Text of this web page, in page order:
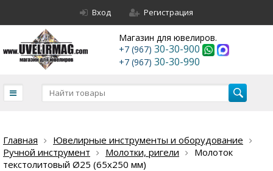
Вход Регистрация
Магазин для ювелиров.
+7 (967) 30-30-900
+7 (967) 30-30-990
Главная
Ювелирные инструменты и оборудование
Ручной инструмент
Молотки, ригели
Молоток
текстолитовый Ø25 (65х250 мм)